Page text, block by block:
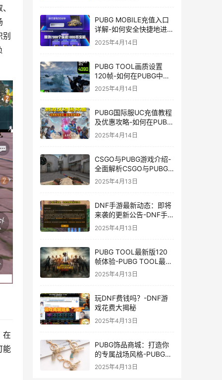
在
能
PUBG MOBILE充值入口
详解-如何安全快捷地进行
PUBG MOBILE充值
2025年4月14日
PUBG TOOL画质设置
120帧-如何在PUBG中使
用PUBG TOOL实现120
2025年4月14日
PUBG国际服UC充值教程
及优惠攻略-如何在PUBG
国际服中进行高效且安全
的UC充值
2025年4月14日
CSGO与PUBG游戏介绍-
全面解析CSGO与PUBG
这两款热门射击游戏
2025年4月13日
DNF手游最新动态：即将
来袭的更新公告-DNF手
游最新消息与更新时间表
2025年4月13日
PUBG TOOL最新版120
帧体验-PUBG TOOL最新
版120帧游戏体验优化
2025年4月13日
玩DNF费钱吗？-DNF游
戏花费大揭秘
2025年4月13日
PUBG饰品商城：打造你
的专属战场风格-PUBG游
戏内饰品购买指南
2025年4月13日